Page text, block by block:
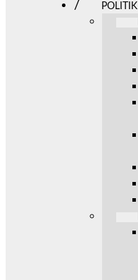
POLITIK